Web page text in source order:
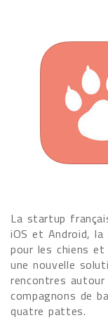
La startup
iOS et Android, la
pour les chiens
une nouvelle
rencontres
compagnons de
quatre pattes.